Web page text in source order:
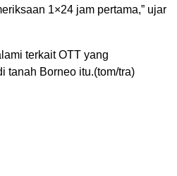
1×24 jam pertama,” ujar
terkait OTT yang
tanah Borneo itu.(tom/tra)